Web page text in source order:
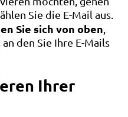
Sie die E-Mail aus.
Sie sich von oben
den Sie Ihre E-Mails
Ihrer